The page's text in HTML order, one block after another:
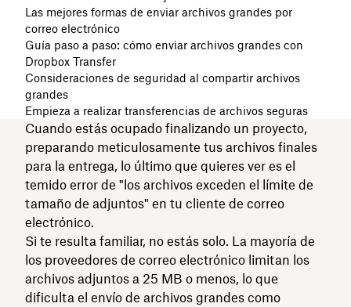
Las mejores formas de enviar archivos grandes por
correo electrónico
Guía paso a paso: cómo enviar archivos grandes con
Dropbox Transfer
Consideraciones de seguridad al compartir archivos
grandes
Empieza a realizar transferencias de archivos seguras
Cuando estás ocupado finalizando un proyecto,
preparando meticulosamente tus archivos finales
para la entrega, lo último que quieres ver es el
temido error de "los archivos exceden el límite de
tamaño de adjuntos" en tu cliente de correo
electrónico.
Si te resulta familiar, no estás solo. La mayoría de
los proveedores de correo electrónico limitan los
archivos adjuntos a 25 MB o menos, lo que
dificulta el envío de archivos grandes como